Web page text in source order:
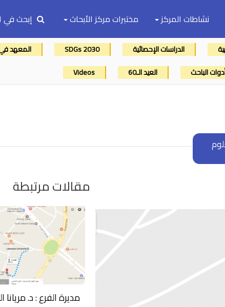
نشاطات المركز مختبرات مركز الأبحاث إبحث في
الدراسات الإحصائية SDGs 2030
المعهد
الباحث العيد الـ60 Videos
مقالات مرتبطة
مديرة الفرع : د.